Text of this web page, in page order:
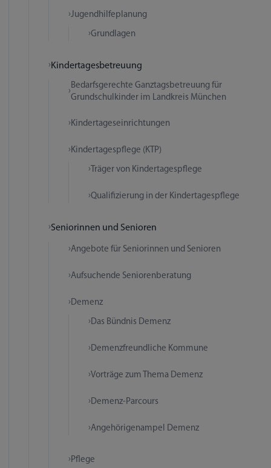
Jugendhilfeplanung
Grundlagen
Kindertagesbetreuung
Bedarfsgerechte Ganztagsbetreuung für
Grundschulkinder im Landkreis München
Kindertageseinrichtungen
Kindertagespflege (KTP)
Träger von Kindertagespflege
Qualifizierung in der Kindertagespflege
Seniorinnen und Senioren
Angebote für Seniorinnen und Senioren
Aufsuchende Seniorenberatung
Demenz
Das Bündnis Demenz
Demenzfreundliche Kommune
Vorträge zum Thema Demenz
Demenz-Parcours
Angehörigenampel Demenz
Pflege